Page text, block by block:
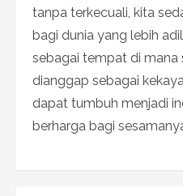
tanpa terkecuali, kita
bagi dunia yang lebih
sebagai tempat di mana
dianggap sebagai
dapat tumbuh menjadi
berharga bagi